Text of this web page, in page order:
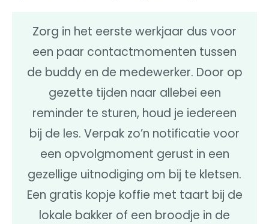
Zorg in het eerste werkjaar dus voor
een paar contactmomenten tussen
de buddy en de medewerker. Door op
gezette tijden naar allebei een
reminder te sturen, houd je iedereen
bij de les. Verpak zo’n notificatie voor
een opvolgmoment gerust in een
gezellige uitnodiging om bij te kletsen.
Een gratis kopje koffie met taart bij de
lokale bakker of een broodje in de